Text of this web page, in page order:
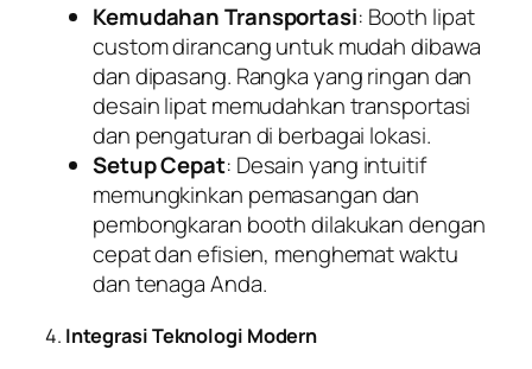
Kemudahan Transportasi: Booth lipat
custom dirancang untuk mudah dibawa
dan dipasang. Rangka yang ringan dan
desain lipat memudahkan transportasi
dan pengaturan di berbagai lokasi.
Setup Cepat: Desain yang intuitif
memungkinkan pemasangan dan
pembongkaran booth dilakukan dengan
cepat dan efisien, menghemat waktu
dan tenaga Anda.
4. Integrasi Teknologi Modern